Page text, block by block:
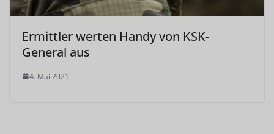
Ermittler werten Handy von KSK-
General aus
4. Mai 2021